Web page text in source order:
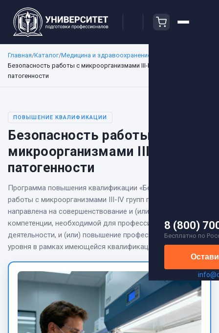
8 (800)
Бесплатно по
Главная/Каталог/Медицина и здравоохранение
Безопасность работы с микроорганизмами III-IV групп
патогенности
ПОВЫШЕНИЕ КВАЛИФИКАЦИИ
Безопасность работы с
микроорганизмами III-IV групп
патогенности
Программа повышения квалификации «Безопасность
работы с микроорганизмами III-IV групп патогенности
направлена на совершенствование и (или) получение новой
компетенции, необходимой для профессиональной
деятельности, и (или) повышение профессионального
уровня в рамках имеющейся квалификации.